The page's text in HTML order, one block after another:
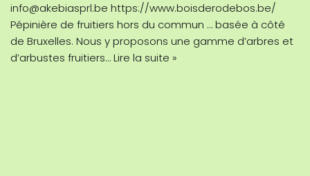
info@akebiasprl.be https://www.boisderodebos.be/
Pépinière de fruitiers hors du commun … basée à côté
de Bruxelles. Nous y proposons une gamme d’arbres et
d’arbustes fruitiers…Lire la suite »